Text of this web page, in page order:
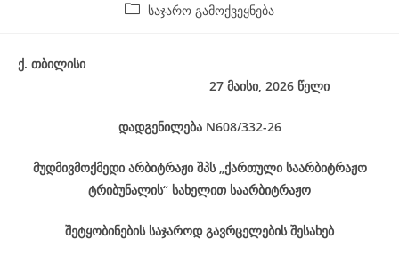
Post საჯარო გამოქვეყნება
ქ. თბილისი
27მაისი, 2026 წელი
დადგენილება N608/332-26
მუდმივმოქმედი არბიტრაჟი შპს „ქართული საარბიტრაჟო
ტრიბუნალის“ სახელით საარბიტრაჟო
შეტყობინების საჯაროდ გავრცელების შესახებ